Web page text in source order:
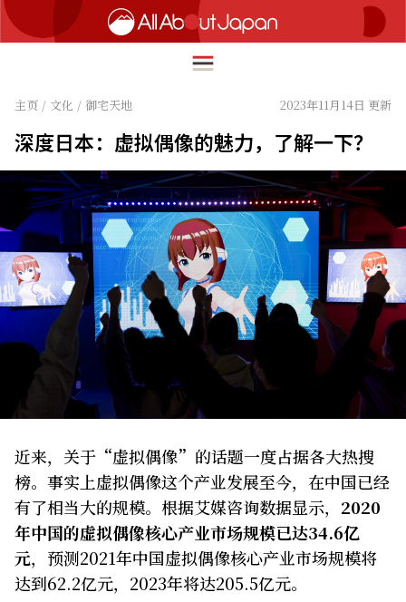
简体中文
繁體中文
ภาษาไทย
한국어
日本語
HOME
旅行
美食
文化
热点
生活
主页 / 文化 / 御宅天地 2023年11月14日 更新
深度日本：虚拟偶像的魅力，了解一下？
近来，关于“虚拟偶像”的话题一度占据各大热搜
榜。事实上虚拟偶像这个产业发展至今，在中国已经
有了相当大的规模。根据艾媒咨询数据显示， 2020
年中国的虚拟偶像核心产业市场规模已达34.6亿
元，预测2021年中国虚拟偶像核心产业市场规模将
达到62.2亿元，2023年将达205.5亿元。